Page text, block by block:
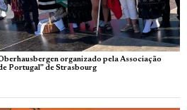
organizado pela Associação
Portugal” de Strasbourg